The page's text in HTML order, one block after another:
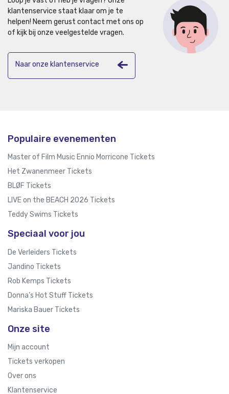
klantenservice staat klaar om je te
helpen! Neem gerust contact met ons op
of kijk bij onze veelgestelde vragen.
Naar onze klantenservice
Populaire evenementen
Master of Film Music Ennio Morricone Tickets
Het Zwanenmeer Tickets
BLØF Tickets
LIVE on the BEACH 2026 Tickets
Teddy Swims Tickets
Speciaal voor jou
De Verleiders Tickets
Jandino Tickets
Rob Kemps Tickets
Donna’s Hot Stuff Tickets
Mariska Bauer Tickets
Onze site
Mijn account
Tickets verkopen
Over ons
Klantenservice